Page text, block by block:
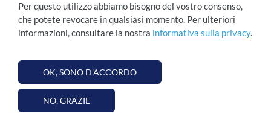
2026 NOVOMATIC Italia S.p.A. Tutti i diritti
sono riservati. Numero R.E.A. RM - 1268859 |
P.IVA 15851041002
Per questo utilizzo abbiamo bisogno del vostro consenso,
che potete revocare in qualsiasi momento. Per ulteriori
informazioni, consultare la nostra informativa sulla privacy.
OK, SONO D'ACCORDO
NO, GRAZIE